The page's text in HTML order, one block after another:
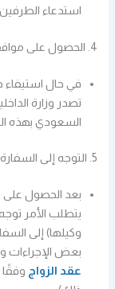
استدعاء الطرفين
4. الحصول على موافقة وزارة الداخلية
في حال استيفاء
تصدر وزارة
السعودي بهذه
5. التوجه إلى السفارة المصرية في المملكة
بعد الحصول على
يتطلب الأمر
وكيلها) إلى
بعض الإجراءات
عقد الزواج وفقًا